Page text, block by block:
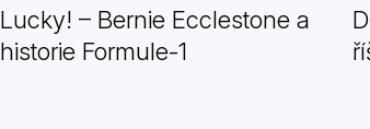
Lucky! – Bernie Ecclestone a
historie Formule-1